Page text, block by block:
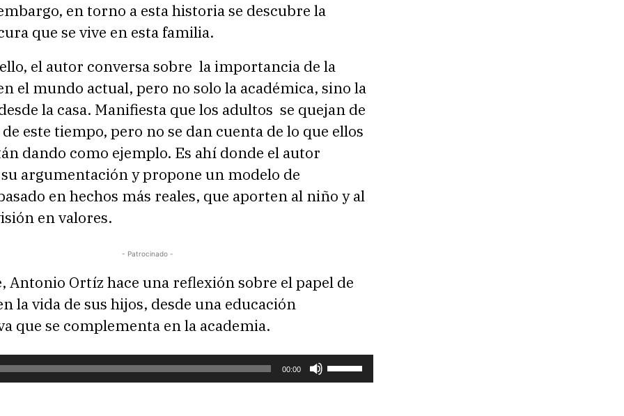
en torno a esta historia se descubre la
que se vive en esta familia.
el autor conversa sobre la importancia de la
el mundo actual, pero no solo la académica, sino la
la casa. Manifiesta que los adultos se quejan de
este tiempo, pero no se dan cuenta de lo que ellos
dando como ejemplo. Es ahí donde el autor
argumentación y propone un modelo de
en hechos más reales, que aporten al niño y al
en valores.
- Patrocinado -
Antonio Ortíz hace una reflexión sobre el papel de
la vida de sus hijos, desde una educación
que se complementa en la academia.
00:00
U
t